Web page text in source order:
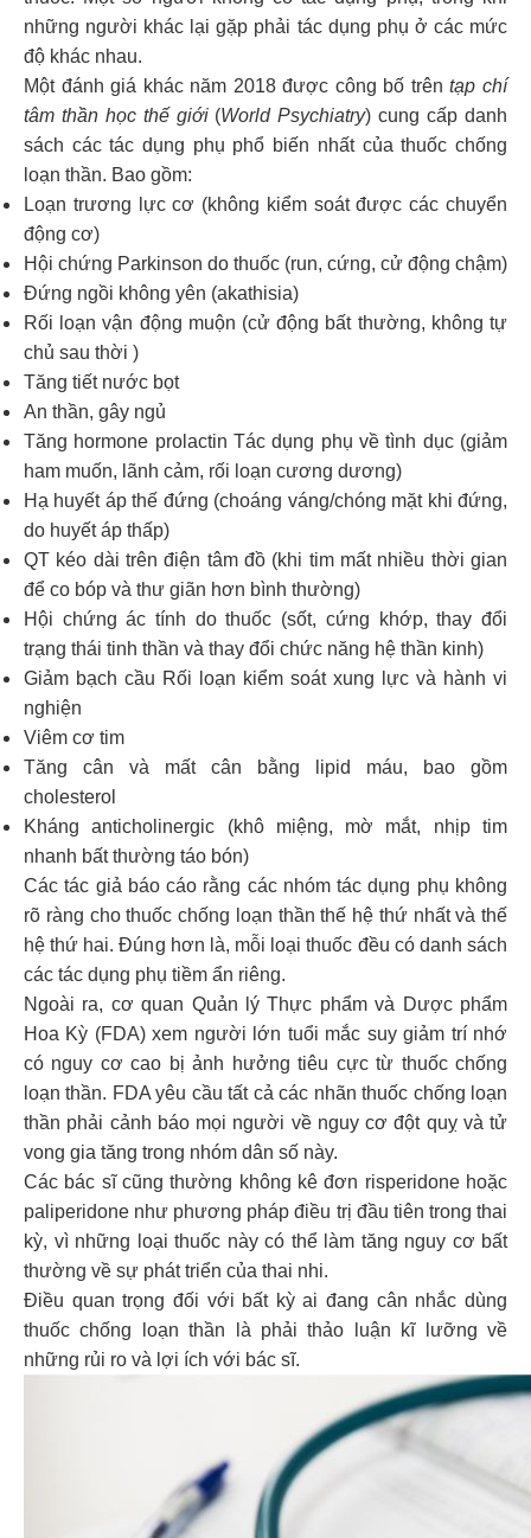
những người khác lại gặp phải tác dụng phụ ở các mức
độ khác nhau.
Một đánh giá khác năm 2018 được công bố trêntạp chí
tâm thần học thế giới (World Psychiatry) cung cấp danh
sách các tác dụng phụ phổ biến nhất của thuốc chống
loạn thần. Bao gồm:
Loạn trương lực cơ (không kiểm soát được các chuyển
động cơ)
Hội chứng Parkinson do thuốc (run, cứng, cử động chậm)
Đứng ngồi không yên (akathisia)
Rối loạn vận động muộn (cử động bất thường, không tự
chủ sau thời )
Tăng tiết nước bọt
An thần, gây ngủ
Tăng hormone prolactin Tác dụng phụ về tình dục (giảm
ham muốn, lãnh cảm, rối loạn cương dương)
Hạ huyết áp thế đứng (choáng váng/chóng mặt khi đứng,
do huyết áp thấp)
QT kéo dài trên điện tâm đồ (khi tim mất nhiều thời gian
để co bóp và thư giãn hơn bình thường)
Hội chứng ác tính do thuốc (sốt, cứng khớp, thay đổi
trạng thái tinh thần và thay đổi chức năng hệ thần kinh)
Giảm bạch cầu Rối loạn kiểm soát xung lực và hành vi
nghiện
Viêm cơ tim
Tăng cân và mất cân bằng lipid máu, bao gồm
cholesterol
Kháng anticholinergic (khô miệng, mờ mắt, nhịp tim
nhanh bất thường táo bón)
Các tác giả báo cáo rằng các nhóm tác dụng phụ không
rõ ràng cho thuốc chống loạn thần thế hệ thứ nhất và thế
hệ thứ hai. Đúng hơn là, mỗi loại thuốc đều có danh sách
các tác dụng phụ tiềm ẩn riêng.
Ngoài ra, cơ quan Quản lý Thực phẩm và Dược phẩm
Hoa Kỳ (FDA) xem người lớn tuổi mắc suy giảm trí nhớ
có nguy cơ cao bị ảnh hưởng tiêu cực từ thuốc chống
loạn thần. FDA yêu cầu tất cả các nhãn thuốc chống loạn
thần phải cảnh báo mọi người về nguy cơ đột quỵ và tử
vong gia tăng trong nhóm dân số này.
Các bác sĩ cũng thường không kê đơn risperidone hoặc
paliperidone như phương pháp điều trị đầu tiên trong thai
kỳ, vì những loại thuốc này có thể làm tăng nguy cơ bất
thường về sự phát triển của thai nhi.
Điều quan trọng đối với bất kỳ ai đang cân nhắc dùng
thuốc chống loạn thần là phải thảo luận kĩ lưỡng về
những rủi ro và lợi ích với bác sĩ.